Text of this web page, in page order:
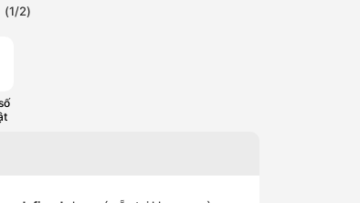
(1/2)